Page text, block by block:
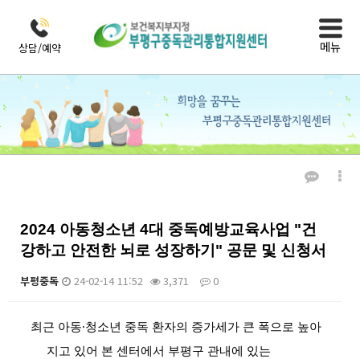
상담/예약 메뉴
열린마당
자료실
2024 아동청소년 4대 중독예방교육사업 "건
강하고 안전한 뇌로 성장하기" 공문 및 신청서
부평중독 24-02-14 11:52 3,371 0
본문
최근 아동∙청소년 중독 환자의 증가세가 큰 폭으로 높아
지고 있어 본 센터에서 부평구 관내에 있는